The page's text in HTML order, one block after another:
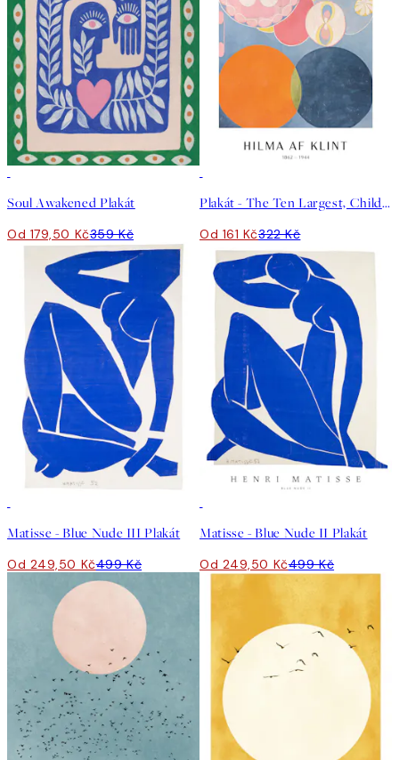
Soul Awakened Plakát
Od 179,50 Kč359 Kč
Plakát - The Ten Largest, Childhood, No.2 by Hilma af Klint
Od 161 Kč322 Kč
Matisse - Blue Nude III Plakát
Od 249,50 Kč499 Kč
Matisse - Blue Nude II Plakát
Od 249,50 Kč499 Kč